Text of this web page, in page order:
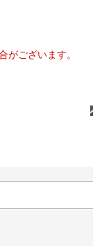
ございます。